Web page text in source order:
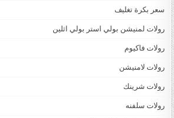
سعر بكرة تغليف
رولات لمنيشن بولي استر بولي اثلين
رولات فاكيوم
رولات لامنيشن
رولات شرينك
رولات سلفنه